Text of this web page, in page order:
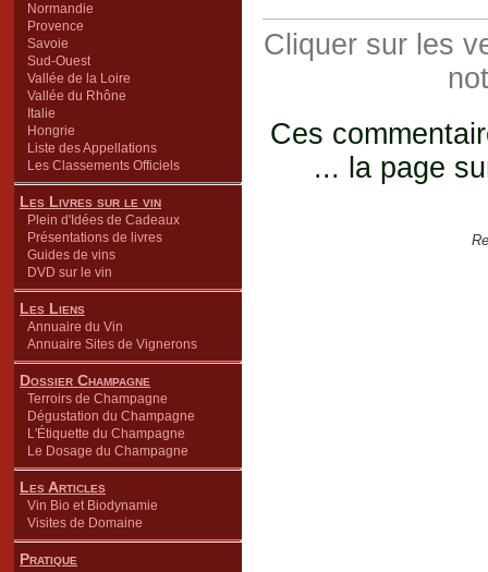
Normandie
Provence
Savoie
Sud-Ouest
Vallée de la Loire
Vallée du Rhône
Italie
Hongrie
Liste des Appellations
Les Classements Officiels
Les Livres sur le vin
Plein d'Idées de Cadeaux
Présentations de livres
Guides de vins
DVD sur le vin
Les Liens
Annuaire du Vin
Annuaire Sites de Vignerons
Dossier Champagne
Terroirs de Champagne
Dégustation du Champagne
L'Étiquette du Champagne
Le Dosage du Champagne
Les Articles
Vin Bio et Biodynamie
Visites de Domaine
Pratique
Cliquer sur les
Ces
... la page